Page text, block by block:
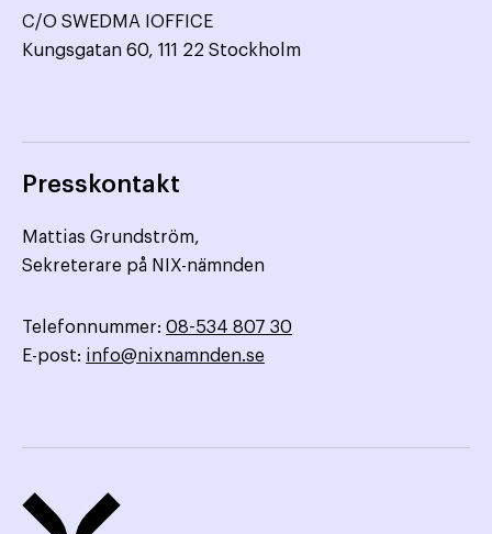
C/O SWEDMA IOFFICE
Kungsgatan 60, 111 22 Stockholm
Presskontakt
Mattias Grundström,
Sekreterare på NIX-nämnden
Telefonnummer: 08-534 807 30
E-post: info@nixnamnden.se